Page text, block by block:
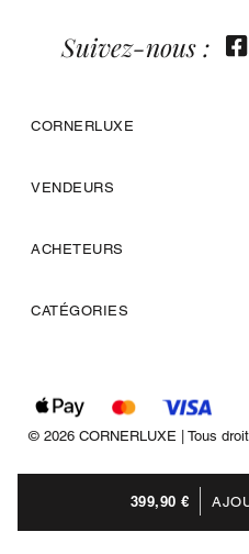
399,90 €
CORNERLUXE
VENDEURS
ACHETEURS
CATÉGORIES
Suivez-nous :
© 2026 CORNERLUXE | Tous